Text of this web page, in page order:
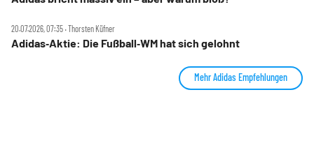
20.07.2026, 07:35 ‧ Thorsten Küfner
Adidas‑Aktie: Die Fußball‑WM hat sich gelohnt
Mehr Adidas Empfehlungen